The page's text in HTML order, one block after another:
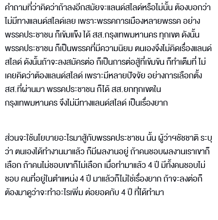
คำถามที่ว่าคิดว่าถ้าลงอีกสมัยจะแลนด์สไลด์หรือไม่นั้น ต้องบอกว่า
ไม่มีทางแลนด์สไลด์เลย เพราะพรรคการเมืองหลายพรรค อย่าง
พรรคประชาชน ก็เข้มแข็ง ได้ สส.กรุงเทพมหานคร ทุกเขต ดังนั้น
พรรคประชาชน ก็เป็นพรรคที่มีความนิยม ตนเองจึงไม่คิดเรื่องแลนด์
สไลด์ ดังนั้นถ้าจะลงสมัครต่อ ก็เป็นการต่อสู้ที่เข้มข้น ก็ทำเต็มที่ ไม่
เคยคิดว่าต้องแลนด์สไลด์ เพราะมีหลายปัจจัย อย่างการเลือกตั้ง
สส.ที่ผ่านมา พรรคประชาชน ก็ได้ สส.ยกทุกเขตใน
กรุงเทพมหานคร จึงไม่มีทางแลนด์สไลด์ เป็นเรื่องยาก
ส่วนจะใช้นโยบายอะไรมาสู้กับพรรคประชาชน นั้น ผู้ว่าฯชัชชาติ ระบุ
ว่า ตนเองได้ทำงานมาแล้ว ก็มีผลงานอยู่ ถ้าคนชอบผลงานเราเขาก็
เลือก ถ้าคนไม่ชอบเขาก็ไม่เลือก เมื่อทำมาแล้ว 4 ปี มีทั้งคนชอบไม่
ชอบ คนที่อยู่ในตำแหน่ง 4 ปี มาแล้วก็ไม่ใช่เรื่องยาก ถ้าจะลงต่อก็
ต้องมาดูว่าจะทำอะไรเพิ่ม ต่อยอดกับ 4 ปี ที่ได้ทำมา